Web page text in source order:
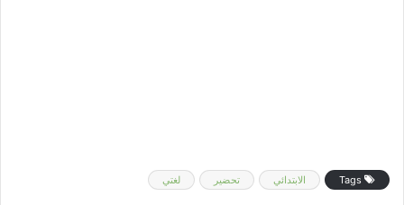
الابتدائي تحضير لغتي